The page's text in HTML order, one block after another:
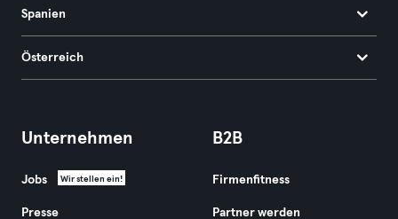
Spanien
Österreich
Unternehmen
Jobs Wir stellen ein!
Presse
B2B
Firmenfitness
Partner werden